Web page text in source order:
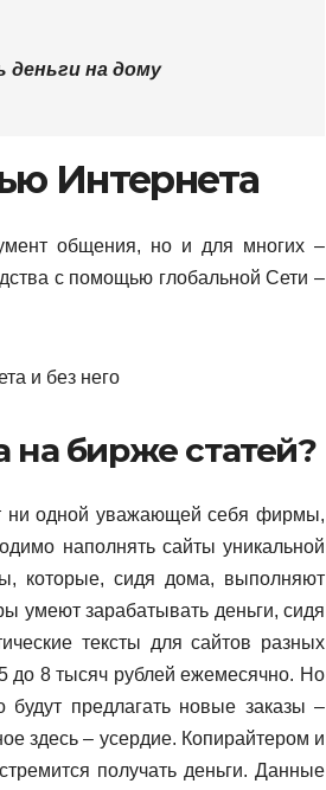
на дому
Интернета
общения, но и для многих –
с помощью глобальной Сети –
на бирже статей?
ни одной уважающей себя фирмы,
наполнять сайты уникальной
которые, сидя дома, выполняют
умеют зарабатывать деньги, сидя
тексты для сайтов разных
до 8 тысяч рублей ежемесячно. Но
будут предлагать новые заказы –
здесь – усердие. Копирайтером и
получать деньги. Данные